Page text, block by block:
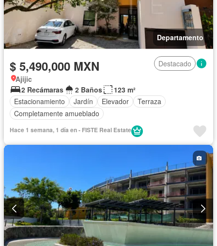
Departamento
$ 5,490,000 MXN
Destacado
Ajijic
2 Recámaras
2 Baños
123 m²
Estacionamiento
Jardín Elevador
Terraza
Completamente amueblado
Hace 1 semana, 1 día en - FISTE Real Estate